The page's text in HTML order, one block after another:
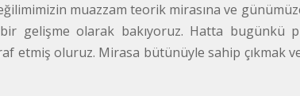
muazzam teorik mirasına ve
gelişme olarak bakıyoruz. Hatta bugünkü
etmiş oluruz. Mirasa bütünüyle sahip çıkmak